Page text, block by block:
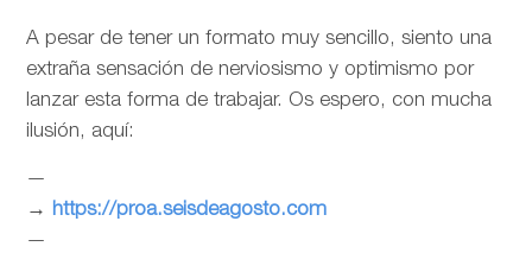
A pesar de tener un formato muy sencillo, siento una
extraña sensación de nerviosismo y optimismo por
lanzar esta forma de trabajar. Os espero, con mucha
ilusión, aquí:
—
→ https://proa.seisdeagosto.com
—